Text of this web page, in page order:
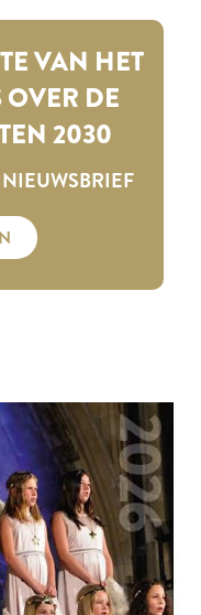
VAN HET
OVER DE
2030